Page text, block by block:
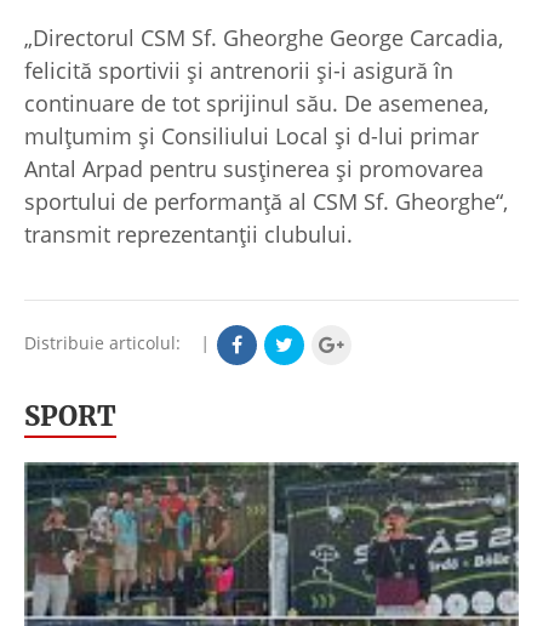
„Directorul CSM Sf. Gheorghe George Carcadia,
felicită sportivii și antrenorii și-i asigură în
continuare de tot sprijinul său. De asemenea,
mulțumim și Consiliului Local și d-lui primar
Antal Arpad pentru susținerea și promovarea
sportului de performanță al CSM Sf. Gheorghe“,
transmit reprezentanţii clubului.
Distribuie articolul: |
SPORT